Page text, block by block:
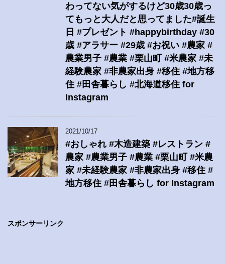
わってない気がするけど30歳30歳っ
てもっと大人だと思ってました#誕生
日 #プレゼント #happybirthday #30
歳 #アラサー #29歳 #お祝い #農家 #
農業男子 #農業 #栗山町 #米農家 #未
経験農家 #非農家出身 #移住 #地方移
住 #田舎暮らし #北海道移住 for
Instagram
2021/10/17
#おしゃれ #木造建築 #レストラン #
農家 #農業男子 #農業 #栗山町 #米農
家 #未経験農家 #非農家出身 #移住 #
地方移住 #田舎暮らし for Instagram
スポンサーリンク